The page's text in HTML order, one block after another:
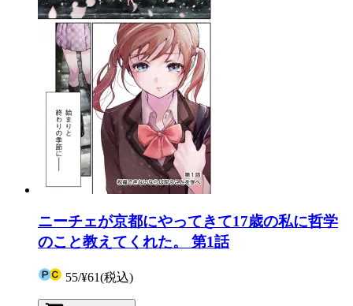
ニーチェが京都にやってきて17歳の私に哲学
のこと教えてくれた。 第1話
55/¥61(税込)